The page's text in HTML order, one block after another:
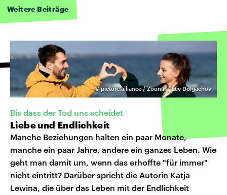
Weitere Beiträge
©picture alliance / Zoonar / Lev Dolgachov
Bis dass der Tod uns scheidet
Liebe und Endlichkeit
Manche Beziehungen halten ein paar Monate,
manche ein paar Jahre, andere ein ganzes Leben. Wie
geht man damit um, wenn das erhoffte "für immer"
nicht eintritt? Darüber spricht die Autorin Katja
Lewina, die über das Leben mit der Endlichkeit